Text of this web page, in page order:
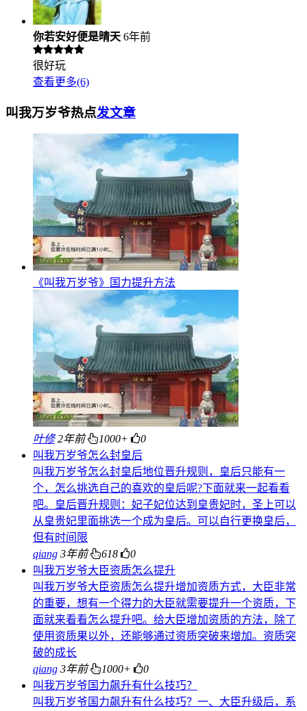
你若安好便是晴天 6年前
很好玩
查看更多(6)
叫我万岁爷热点发文章
《叫我万岁爷》国力提升方法
叶修 2年前 1000+
0
叫我万岁爷怎么封皇后
叫我万岁爷怎么封皇后地位晋升规则，皇后只能有一
个，怎么挑选自己的喜欢的皇后呢?下面就来一起看看
吧。皇后晋升规则：妃子妃位达到皇贵妃时，圣上可以
从皇贵妃里面挑选一个成为皇后。可以自行更换皇后，
但有时间限
qiang 3年前 618
0
叫我万岁爷大臣资质怎么提升
叫我万岁爷大臣资质怎么提升增加资质方式，大臣非常
的重要，想有一个得力的大臣就需要提升一个资质，下
面就来看看怎么提升吧。给大臣增加资质的方法，除了
使用资质果以外，还能够通过资质突破来增加。资质突
破的成长
qiang 3年前 1000+
0
叫我万岁爷国力飙升有什么技巧？
叫我万岁爷国力飙升有什么技巧？一、大臣升级后，系